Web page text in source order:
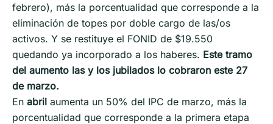
febrero), más la porcentualidad que corresponde a la
eliminación de topes por doble cargo de las/os
activos. Y se restituye el FONID de $19.550
quedando ya incorporado a los haberes. Este tramo
del aumento las y los jubilados lo cobraron este 27
de marzo.
En abril aumenta un 50% del IPC de marzo, más la
porcentualidad que corresponde a la primera etapa